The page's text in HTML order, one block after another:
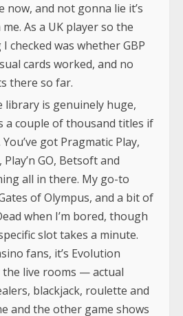
now, and not gonna lie it’s
As a UK player so the
checked was whether GBP
cards worked, and no
there so far.
library is genuinely huge,
a couple of thousand titles if
got Pragmatic Play,
Play’n GO, Betsoft and
all in there. My go-to
of Olympus, and a bit of
when I’m bored, though
slot takes a minute.
fans, it’s Evolution
live rooms — actual
blackjack, roulette and
and the other game shows